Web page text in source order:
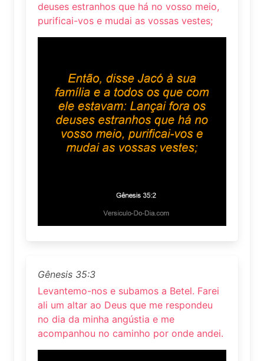
deuses estranhos que há no vosso meio,
purificai-vos e mudai as vossas vestes;
Gênesis 35:3
Levantemo-nos e subamos a Betel. Farei
ali um altar ao Deus que me respondeu
no dia da minha angústia e me
acompanhou no caminho por onde andei.